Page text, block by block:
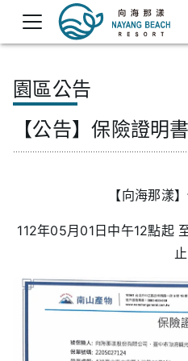
園區公告
【公告】保險證明書
【向海那漾
112年05月01日中午12點起
止